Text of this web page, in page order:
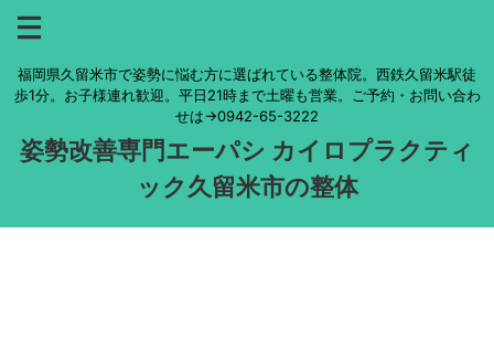
福岡県久留米市で姿勢に悩む方に選ばれている整体院。西鉄久留米駅徒
歩1分。お子様連れ歓迎。平日21時まで土曜も営業。ご予約・お問い合わ
せは→0942-65-3222
姿勢改善専門エーパシ カイロプラクティ
ック久留米市の整体